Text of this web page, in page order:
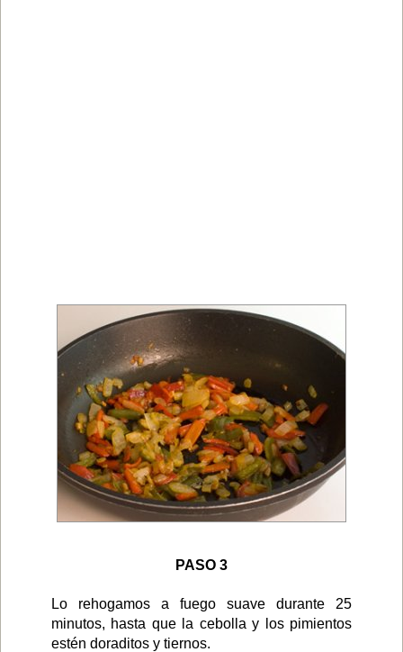
PASO 3
Lo rehogamos a fuego suave durante 25
minutos, hasta que la cebolla y los pimientos
estén doraditos y tiernos.